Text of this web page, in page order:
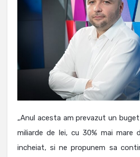
„Anul acesta am prevazut un
miliarde de lei, cu 30% mai mare
incheiat, si ne propunem sa